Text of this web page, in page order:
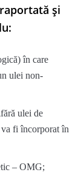
și
în care
ulei non-
ulei de
fi încorporat în
– OMG;